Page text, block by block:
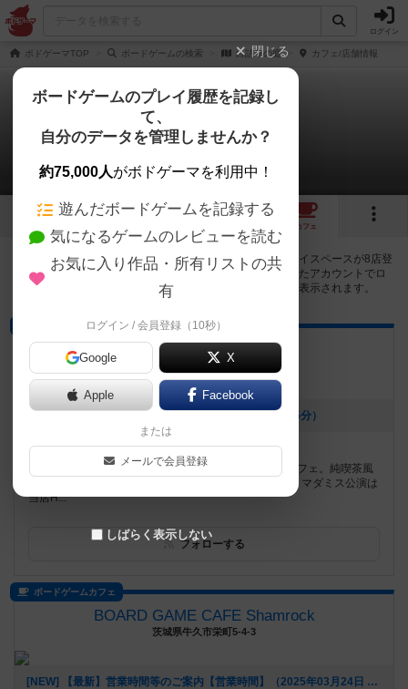
ログイン
ボドゲーマTOP ボードゲームの検索 白詰草の庭 カフェ/店舗情報
白詰草の庭
8店のカフェ/スペースが提供中
3 1
カフェ
白詰草の庭で遊ぶことができるボードゲームカフェ・プレイスペースが8店登
録されています。公開プロフィールの都道府県が設定されたアカウントでロ
グインすると、同じ都道府県内の店舗に絞り込むボタンが表示されます。
ボードゲームカフェ
ボドゲカフェ れもん
京都府京都市東山区泉涌寺雀ケ森町７ー６
[NEW] 7月のボドゲ営業日程（2026年06月27日 15時15分）
遊べるボードゲーム
東福寺駅から徒歩6分。日曜のみ営業しているボドゲカフェ。純喫茶風
の落ち着いた空間でボードゲームを楽しんで頂けます。マダミス公演は
当店H...
フォローする
ボードゲームカフェ
BOARD GAME CAFE Shamrock
茨城県牛久市栄町5-4-3
[NEW] 【最新】営業時間等のご案内【営業時間】（2025年03月24日 13時02分）
閉じる
ボードゲームのプレイ履歴を記録し
て、
自分のデータを管理しませんか？
約75,000人がボドゲーマを利用中！
遊んだボードゲームを記録する
気になるゲームのレビューを読む
お気に入り作品・所有リストの共
有
ログイン / 会員登録（10秒）
Google X
Apple Facebook
または
メールで会員登録
しばらく表示しない